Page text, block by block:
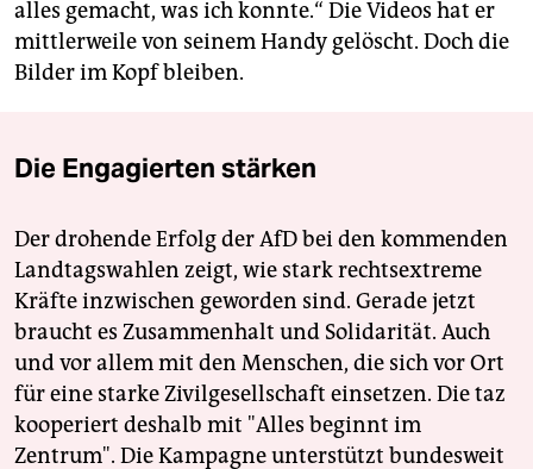
alles gemacht, was ich konnte.“ Die Videos hat er
mittlerweile von seinem Handy gelöscht. Doch die
Bilder im Kopf bleiben.
Die Engagierten stärken
Der drohende Erfolg der AfD bei den kommenden
Landtagswahlen zeigt, wie stark rechtsextreme
Kräfte inzwischen geworden sind. Gerade jetzt
braucht es Zusammenhalt und Solidarität. Auch
und vor allem mit den Menschen, die sich vor Ort
für eine starke Zivilgesellschaft einsetzen. Die taz
kooperiert deshalb mit "Alles beginnt im
Zentrum". Die Kampagne unterstützt bundesweit